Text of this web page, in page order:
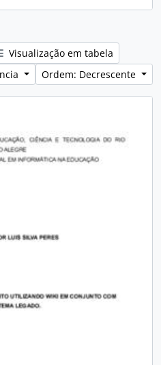
Visualização em tabela
Ordem: Decrescente